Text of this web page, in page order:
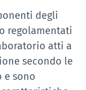
degli
regolamentati
atti a
secondo le
e sono